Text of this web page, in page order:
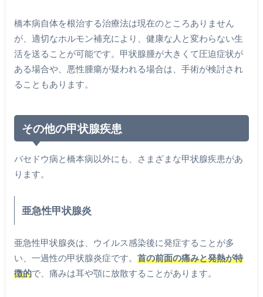
橋本病自体を根治する治療法は現在のところありません
が、適切なホルモン補充により、健康な人と変わらない生
活を送ることが可能です。甲状腺腫が大きくて圧迫症状が
ある場合や、悪性腫瘍が疑われる場合は、手術が検討され
ることもあります。
その他の甲状腺疾患
バセドウ病と橋本病以外にも、さまざまな甲状腺疾患があ
ります。
亜急性甲状腺炎
亜急性甲状腺炎は、ウイルス感染後に発症することが多
い、一過性の甲状腺炎症です。 首の前面の痛みと発熱が特
徴的で、痛みは耳や顎に放散することがあります。